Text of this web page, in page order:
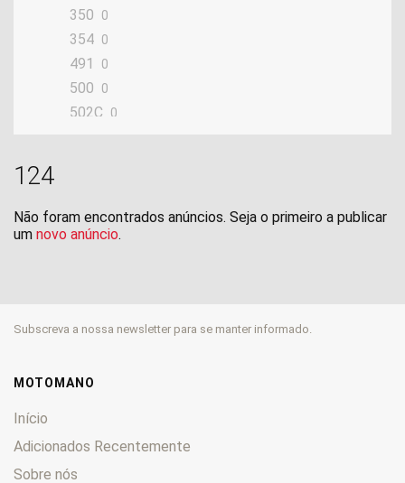
350 0
354 0
491 0
500 0
502C 0
Adiva
BKX 0
K 0
Leoncino
S 0
Scooty
124
Não foram encontrados anúncios. Seja o primeiro a publicar
um novo anúncio.
Subscreva a nossa newsletter para se manter informado.
MOTOMANO
Início
Adicionados Recentemente
Sobre nós